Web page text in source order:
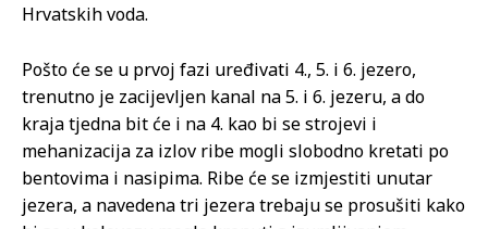
Hrvatskih voda.
Pošto će se u prvoj fazi uređivati 4., 5. i 6. jezero,
trenutno je zacijevljen kanal na 5. i 6. jezeru, a do
kraja tjedna bit će i na 4. kao bi se strojevi i
mehanizacija za izlov ribe mogli slobodno kretati po
bentovima i nasipima. Ribe će se izmjestiti unutar
jezera, a navedena tri jezera trebaju se prosušiti kako